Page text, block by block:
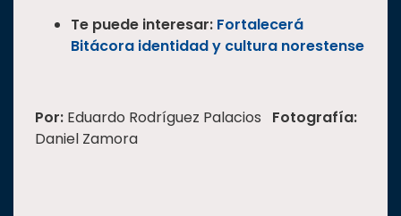
Te puede interesar: Fortalecerá
Bitácora identidad y cultura norestense
Por: Eduardo Rodríguez Palacios Fotografía:
Daniel Zamora